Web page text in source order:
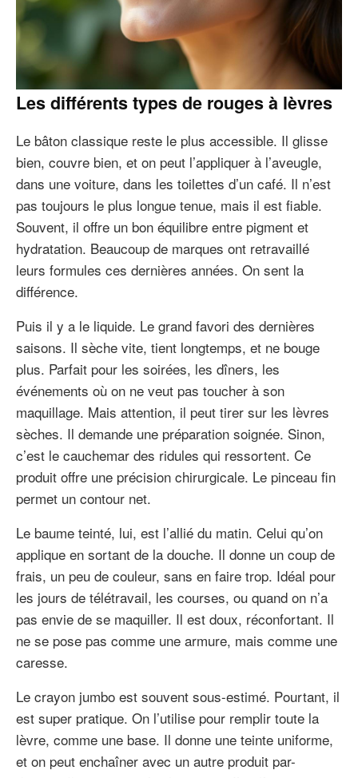
Les différents types de rouges à lèvres
Le bâton classique reste le plus accessible. Il glisse
bien, couvre bien, et on peut l’appliquer à l’aveugle,
dans une voiture, dans les toilettes d’un café. Il n’est
pas toujours le plus longue tenue, mais il est fiable.
Souvent, il offre un bon équilibre entre pigment et
hydratation. Beaucoup de marques ont retravaillé
leurs formules ces dernières années. On sent la
différence.
Puis il y a le liquide. Le grand favori des dernières
saisons. Il sèche vite, tient longtemps, et ne bouge
plus. Parfait pour les soirées, les dîners, les
événements où on ne veut pas toucher à son
maquillage. Mais attention, il peut tirer sur les lèvres
sèches. Il demande une préparation soignée. Sinon,
c’est le cauchemar des ridules qui ressortent. Ce
produit offre une précision chirurgicale. Le pinceau fin
permet un contour net.
Le baume teinté, lui, est l’allié du matin. Celui qu’on
applique en sortant de la douche. Il donne un coup de
frais, un peu de couleur, sans en faire trop. Idéal pour
les jours de télétravail, les courses, ou quand on n’a
pas envie de se maquiller. Il est doux, réconfortant. Il
ne se pose pas comme une armure, mais comme une
caresse.
Le crayon jumbo est souvent sous-estimé. Pourtant, il
est super pratique. On l’utilise pour remplir toute la
lèvre, comme une base. Il donne une teinte uniforme,
et on peut enchaîner avec un autre produit par-